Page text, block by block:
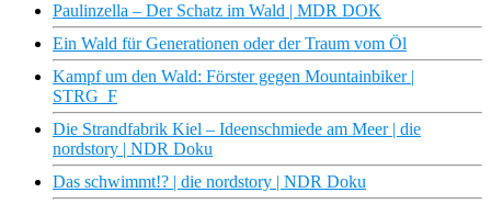
Paulinzella – Der Schatz im Wald | MDR DOK
Ein Wald für Generationen oder der Traum vom Öl
Kampf um den Wald: Förster gegen Mountainbiker |
STRG_F
Die Strandfabrik Kiel – Ideenschmiede am Meer | die
nordstory | NDR Doku
Das schwimmt!? | die nordstory | NDR Doku